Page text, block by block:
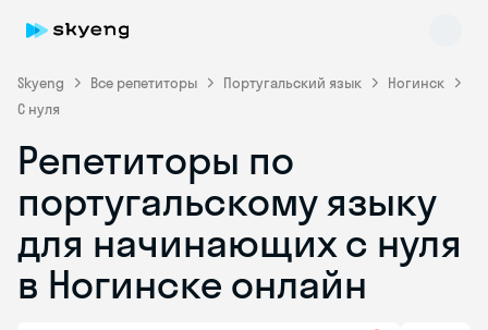
Skyeng Все репетиторы Португальский язык
Ногинск
С нуля
Репетиторы по
португальскому языку
для начинающих с нуля
в Ногинске онлайн
Skyeng Chat